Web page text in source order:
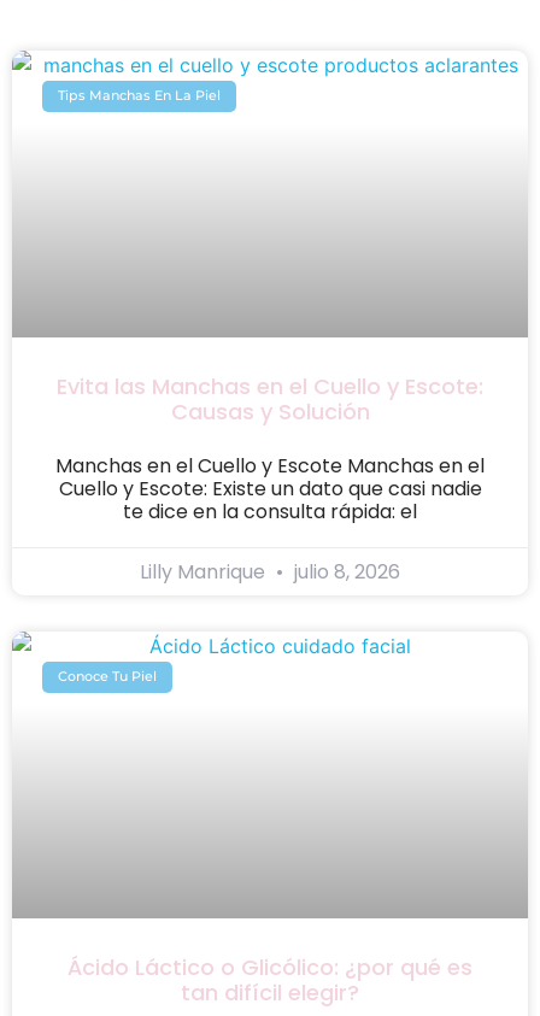
Tips Manchas En La Piel
Evita las Manchas en el Cuello y Escote:
Causas y Solución
Manchas en el Cuello y Escote Manchas en el
Cuello y Escote: Existe un dato que casi nadie
te dice en la consulta rápida: el
Lilly Manrique julio 8, 2026
Conoce Tu Piel
Ácido Láctico o Glicólico: ¿por qué es
tan difícil elegir?